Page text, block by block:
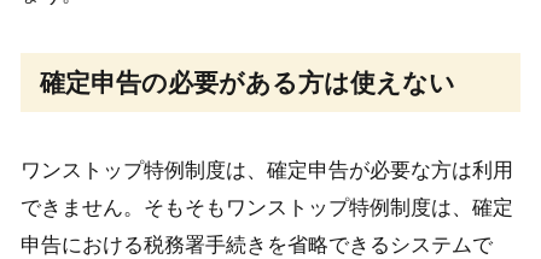
確定申告の必要がある方は使えない
ワンストップ特例制度は、確定申告が必要な方は利用
できません。そもそもワンストップ特例制度は、確定
申告における税務署手続きを省略できるシステムで